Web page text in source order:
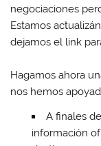
negociaciones
Estamos
dejamos el link
Hagamos ahora
nos hemos
A finales
información